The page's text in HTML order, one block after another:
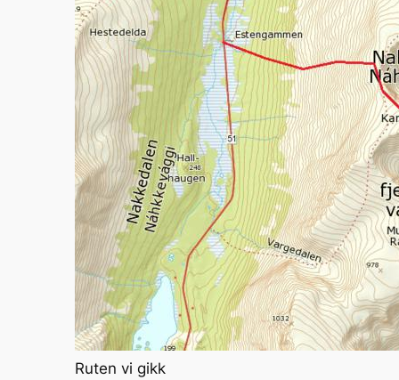
Ruten vi gikk